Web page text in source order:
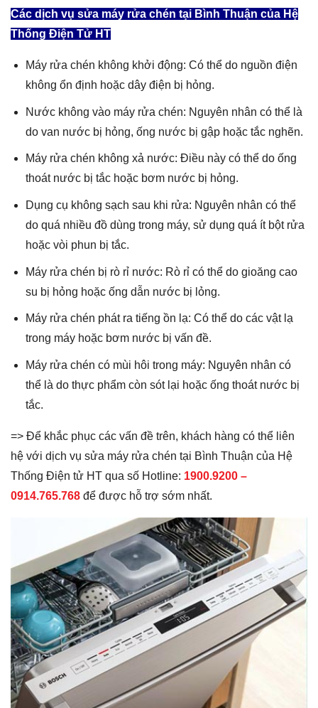
Các dịch vụ sửa máy rửa chén tại Bình Thuận của Hệ
Thống Điện Tử HT
Máy rửa chén không khởi động: Có thể do nguồn điện
không ổn định hoặc dây điện bị hỏng.
Nước không vào máy rửa chén: Nguyên nhân có thể là
do van nước bị hỏng, ống nước bị gập hoặc tắc nghẽn.
Máy rửa chén không xả nước: Điều này có thể do ống
thoát nước bị tắc hoặc bơm nước bị hỏng.
Dụng cụ không sạch sau khi rửa: Nguyên nhân có thể
do quá nhiều đồ dùng trong máy, sử dụng quá ít bột rửa
hoặc vòi phun bị tắc.
Máy rửa chén bị rò rỉ nước: Rò rỉ có thể do gioăng cao
su bị hỏng hoặc ống dẫn nước bị lỏng.
Máy rửa chén phát ra tiếng ồn lạ: Có thể do các vật lạ
trong máy hoặc bơm nước bị vấn đề.
Máy rửa chén có mùi hôi trong máy: Nguyên nhân có
thể là do thực phẩm còn sót lại hoặc ống thoát nước bị
tắc.
=> Để khắc phục các vấn đề trên, khách hàng có thể liên
hệ với dịch vụ sửa máy rửa chén tại Bình Thuận của Hệ
Thống Điện tử HT qua số Hotline: 1900.9200 –
0914.765.768 để được hỗ trợ sớm nhất.